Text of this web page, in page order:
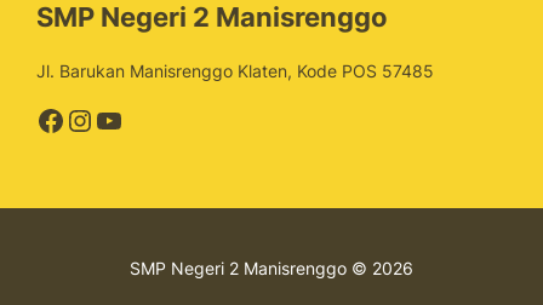
SMP Negeri 2 Manisrenggo
Jl. Barukan Manisrenggo Klaten, Kode POS 57485
Facebook
Instagram
YouTube
SMP Negeri 2 Manisrenggo © 2026